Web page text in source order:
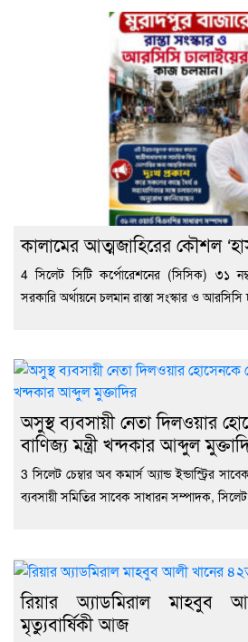
কালামের আত্মজাহিরের কৌশল
4 সিলেট সিটি কর্পোরেশনের (সিসিক) ৩১
সরকারি অর্থায়নে চলমান রাস্তা সংস্কার ও
অসুস্থ ব্যবসায়ী নেতা দিলওয়ার
বাণিজ্য মন্ত্রী খন্দকার আব্দুল
3 সিলেট চেম্বার অব কমার্স অ্যান্ড ইন্ডাস্ট্রির
ব্যবসায়ী সমিতির সাবেক সাধারন সম্পাদক,
রিয়ার অ্যাডমিরাল মাহবুব
মৃত্যুবার্ষিকী আজ